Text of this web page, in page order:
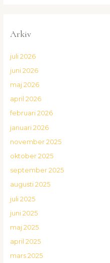
Arkiv
juli 2026
juni 2026
maj 2026
april 2026
februari 2026
januari 2026
november 2025
oktober 2025
september 2025
augusti 2025
juli 2025
juni 2025
maj 2025
april 2025
mars 2025